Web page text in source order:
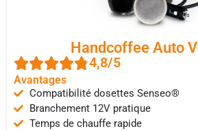
Handcoffee Auto
4,8/5
Avantages
Compatibilité dosettes Senseo®
Branchement 12V pratique
Temps de chauffe rapide